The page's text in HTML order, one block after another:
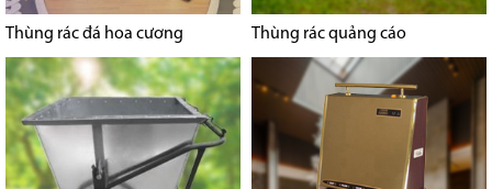
Thùng rác đá hoa cương Thùng rác quảng cáo